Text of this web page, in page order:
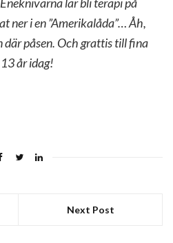
ner i en ”Amerikalåda”… Åh,
påsen. Och grattis till fina
år idag!
Next Post